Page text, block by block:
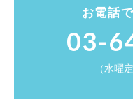
お電話
03-
（水曜